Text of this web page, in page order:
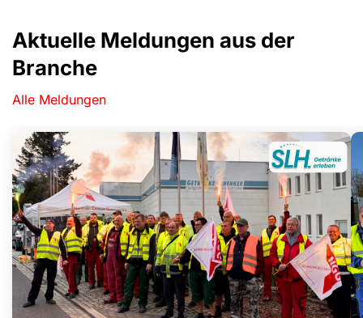
Aktuelle Meldungen aus der
Branche
Alle Meldungen